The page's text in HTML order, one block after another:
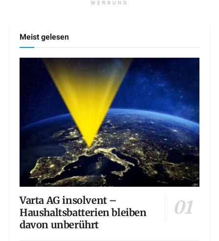
WERBUNG
Meist gelesen
Varta AG insolvent –
Haushaltsbatterien bleiben
davon unberührt